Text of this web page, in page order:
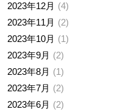
2023年12月
4
2023年11月
2
2023年10月
1
2023年9月
2
2023年8月
1
2023年7月
2
2023年6月
2